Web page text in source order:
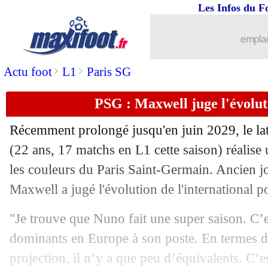
Actu foot> L1 > Paris SG
Les Infos du
PSG : Maxwell juge
Récemment prolongé jusqu'en juin 2029, le
(22 ans, 17 matchs en L1 cette saison) réalise
les couleurs du Paris Saint-Germain. Ancien
Maxwell a jugé l'évolution de l'international
"Je trouve que Nuno fait une super saison.
dominants en Europe à son poste. En termes
projection, il n’y a que peu d’équivalents.
Lyon: Almada, la mise au point de
10/03 Barça
10/03 Liverpool: le PSG ne pense plus à
10/03 Atletico : Correa risque gros !
10/03 Lyon: la pelouse encore remplacée...
10/03 Liverpool: Adidas va remplacer Nike
10/03 PSG: le groupe pour Liverpool
10/03 Leverkusen: Wirtz, coup dur